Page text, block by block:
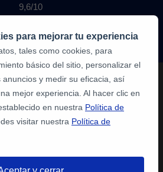
9,6/10
1,339,284
de
alumnos
para mejorar tu experiencia
tales como cookies, para
básico del sitio, personalizar el
y medir su eficacia, así
mejor experiencia. Al hacer clic en
en nuestra Política de
visitar nuestra Política de